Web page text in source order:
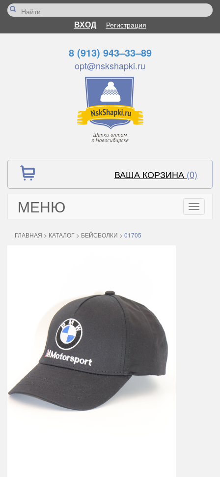
ВХОД Регистрация
8 (913) 943–33–89
opt@nskshapki.ru
ВАША КОРЗИНА (0)
МЕНЮ
Toggle
ГЛАВНАЯ > КАТАЛОГ > БЕЙСБОЛКИ > 01705